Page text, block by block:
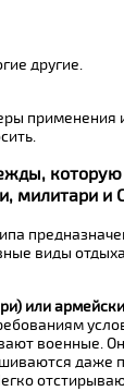
другие.
применения
милитари и
виды
или
военные.
даже